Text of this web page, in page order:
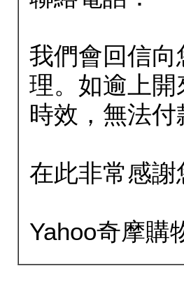
我們會回信
理。如逾上
時效，無法付
在此非常感
Yahoo奇摩